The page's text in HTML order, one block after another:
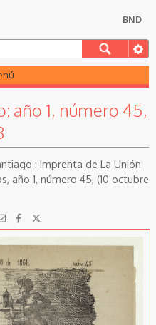
BND
año 1, número 45,
: Imprenta de La Unión
año 1, número 45, (10 octubre